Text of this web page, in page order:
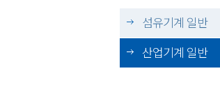
섬유기계 일반
산업기계 일반